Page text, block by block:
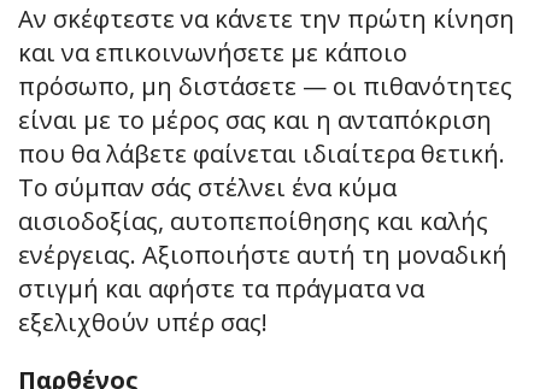
Αν σκέφτεστε να κάνετε την πρώτη κίνηση
και να επικοινωνήσετε με κάποιο
πρόσωπο, μη διστάσετε — οι πιθανότητες
είναι με το μέρος σας και η ανταπόκριση
που θα λάβετε φαίνεται ιδιαίτερα θετική.
Το σύμπαν σάς στέλνει ένα κύμα
αισιοδοξίας, αυτοπεποίθησης και καλής
ενέργειας. Αξιοποιήστε αυτή τη μοναδική
στιγμή και αφήστε τα πράγματα να
εξελιχθούν υπέρ σας!
Παρθένος